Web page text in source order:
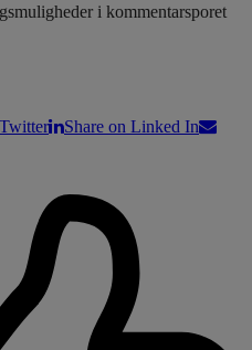
i kommentarsporet
Share on Linked In